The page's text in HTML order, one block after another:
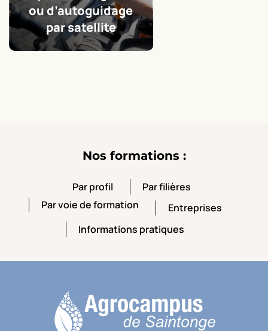
Nos formations :
Par profil
Par profil
Par filières
Par filières
Par voie de formation
Par voie de formation
Entreprises
Informations pratiques